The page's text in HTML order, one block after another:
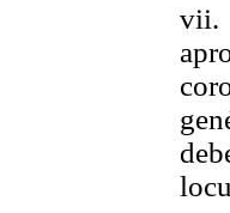
vii.